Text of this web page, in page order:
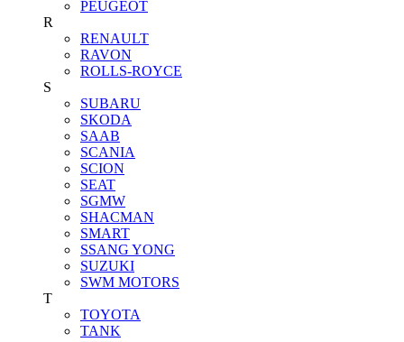
PEUGEOT
R
RENAULT
RAVON
ROLLS-ROYCE
S
SUBARU
SKODA
SAAB
SCANIA
SCION
SEAT
SGMW
SHACMAN
SMART
SSANG YONG
SUZUKI
SWM MOTORS
T
TOYOTA
TANK